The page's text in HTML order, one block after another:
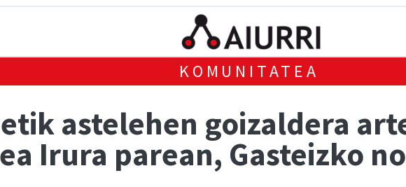
KOMUNITATEA
astelehen goizaldera
Irura parean, Gasteizko